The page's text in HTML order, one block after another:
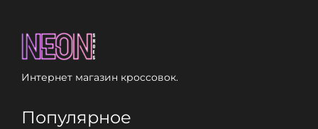
Интернет магазин кроссовок.
Популярное